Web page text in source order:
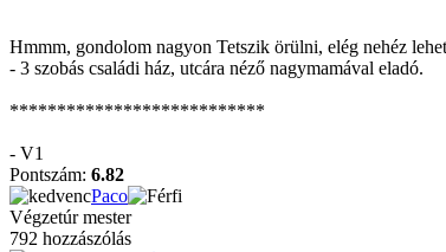
Hmmm, gondolom nagyon Tetszik örülni, elég nehéz
- 3 szobás családi ház, utcára néző nagymamával eladó.
***************************
- V1
Pontszám: 6.82
Paco
Végzetúr mester
792 hozzászólás